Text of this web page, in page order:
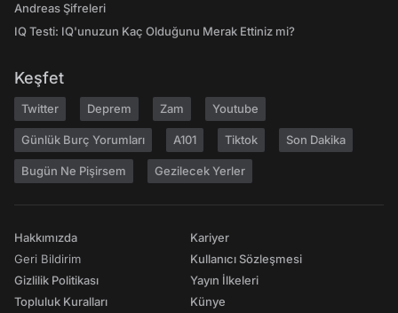
Andreas Şifreleri
IQ Testi: IQ'unuzun Kaç Olduğunu Merak Ettiniz mi?
Keşfet
Twitter Deprem Zam Youtube
Günlük Burç Yorumları A101 Tiktok Son Dakika
Bugün Ne Pişirsem Gezilecek Yerler
Hakkımızda
Geri Bildirim
Gizlilik Politikası
Topluluk Kuralları
Kariyer
Kullanıcı Sözleşmesi
Yayın İlkeleri
Künye